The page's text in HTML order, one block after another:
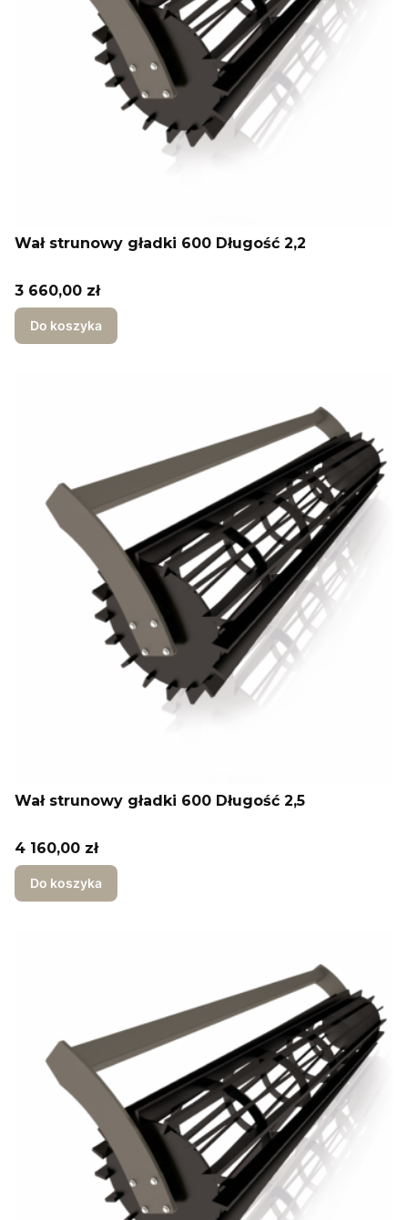
Wał strunowy gładki 600 Długość 2,2
Cena
3 660,00 zł
Do koszyka
Wał strunowy gładki 600 Długość 2,5
Cena
4 160,00 zł
Do koszyka